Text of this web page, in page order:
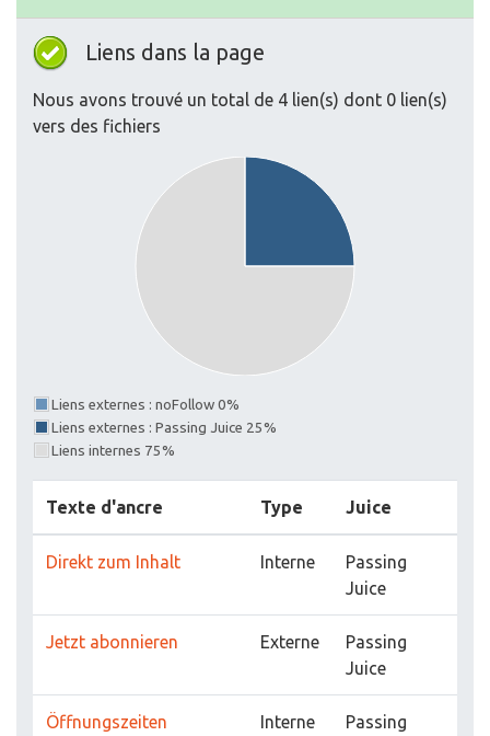
Liens dans la page
Nous avons trouvé un total de 4 lien(s) dont 0 lien(s)
vers des fichiers
Liens externes : noFollow 0%
Liens externes : Passing Juice 25%
Liens internes 75%
Texte d'ancre Type Juice
Direkt zum Inhalt Interne
Passing
Juice
Jetzt abonnieren Externe
Passing
Juice
Öffnungszeiten
Interne
Passing